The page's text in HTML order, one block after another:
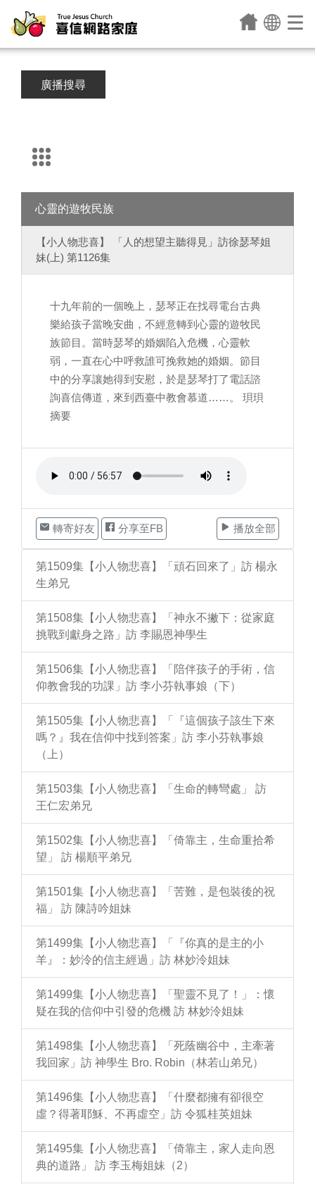
廣播搜尋
心靈的遊牧民族
【小人物悲喜】 「人的想望主聽得見」訪徐瑟琴姐
妹(上) 第1126集
十九年前的一個晚上，瑟琴正在找尋電台古典
樂給孩子當晚安曲，不經意轉到心靈的遊牧民
族節目。當時瑟琴的婚姻陷入危機，心靈軟
弱，一直在心中呼救誰可挽救她的婚姻。節目
中的分享讓她得到安慰，於是瑟琴打了電話諮
詢喜信傳道，來到西臺中教會慕道……。 珼珼
摘要
轉寄好友 分享至FB 播放全部
第1509集【小人物悲喜】「頑石回來了」訪 楊永
生弟兄
第1508集【小人物悲喜】「神永不撇下：從家庭
挑戰到獻身之路」訪 李賜恩神學生
第1506集【小人物悲喜】「陪伴孩子的手術，信
仰教會我的功課」訪 李小芬執事娘（下）
第1505集【小人物悲喜】「『這個孩子該生下來
嗎？』我在信仰中找到答案」訪 李小芬執事娘
（上）
第1503集【小人物悲喜】「生命的轉彎處」 訪
王仁宏弟兄
第1502集【小人物悲喜】「倚靠主，生命重拾希
望」 訪 楊順平弟兄
第1501集【小人物悲喜】「苦難，是包裝後的祝
福」 訪 陳詩吟姐妹
第1499集【小人物悲喜】「『你真的是主的小
羊』：妙泠的信主經過」訪 林妙泠姐妹
第1499集【小人物悲喜】「聖靈不見了！」：懷
疑在我的信仰中引發的危機 訪 林妙泠姐妹
第1498集【小人物悲喜】「死蔭幽谷中，主牽著
我回家」訪 神學生 Bro. Robin（林若山弟兄）
第1496集【小人物悲喜】「什麼都擁有卻很空
虛？得著耶穌、不再虛空」訪 令狐桂英姐妹
第1495集【小人物悲喜】「倚靠主，家人走向恩
典的道路」 訪 李玉梅姐妹（2）